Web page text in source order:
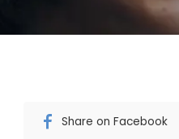
Share on Facebook